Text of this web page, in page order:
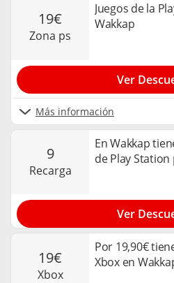
19€
zona ps
Juegos de la
Wakkap
Más información
Ver
9
recarga
En Wakkap
de Play Station
Ver
19€
xbox
Por 19,90€
Xbox en